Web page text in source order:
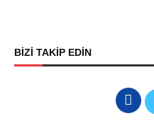
BİZİ TAKİP EDİN